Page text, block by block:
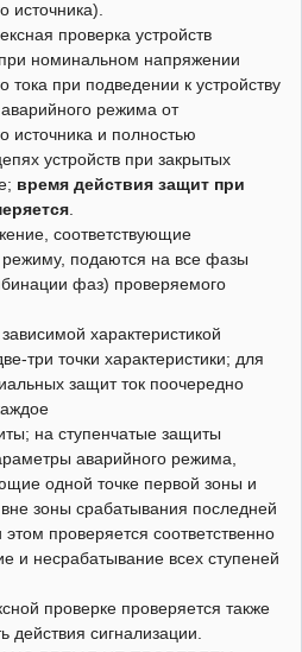
источника).
проверка устройств
номинальном напряжении
тока при подведении к устройству
режима от
источника и полностью
устройств при закрытых
время действия защит при
соответствующие
подаются на все фазы
фаз) проверяемого
характеристикой
три точки характеристики; для
защит ток поочередно
на ступенчатые защиты
аварийного режима,
одной точке первой зоны и
зоны срабатывания последней
этом проверяется соответственно
и несрабатывание всех ступеней
проверке проверяется также
действия сигнализации.